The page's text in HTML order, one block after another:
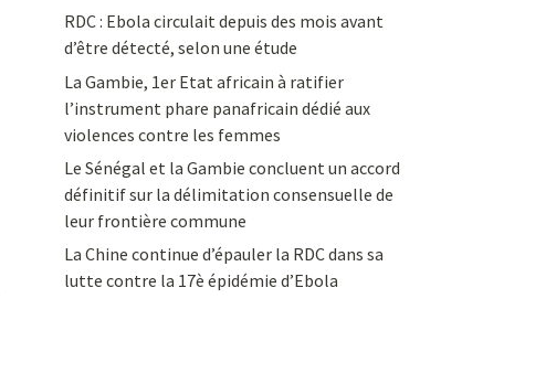
RDC : Ebola circulait depuis des mois avant
d’être détecté, selon une étude
La Gambie, 1er Etat africain à ratifier
l’instrument phare panafricain dédié aux
violences contre les femmes
Le Sénégal et la Gambie concluent un accord
définitif sur la délimitation consensuelle de
leur frontière commune
La Chine continue d’épauler la RDC dans sa
lutte contre la 17è épidémie d’Ebola